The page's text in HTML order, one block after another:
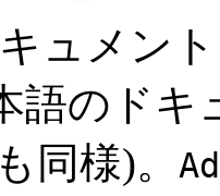
ュメン
語のドキ
も同様)。